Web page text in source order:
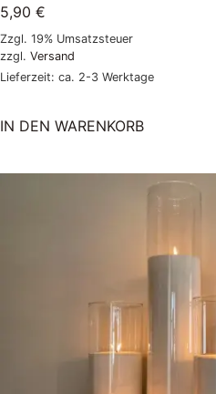
5,90 €
Zzgl. 19% Umsatzsteuer
zzgl. Versand
Lieferzeit: ca. 2-3 Werktage
IN DEN WARENKORB